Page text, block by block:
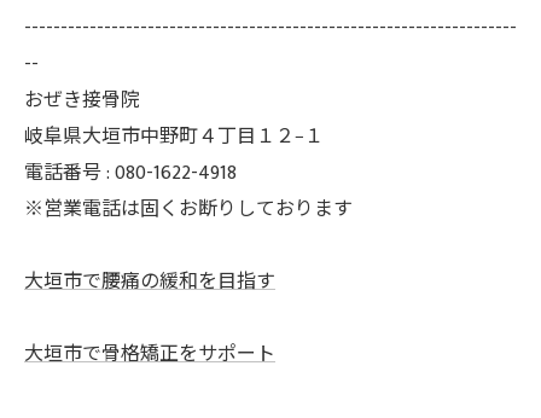
--------------------------------------------------------------------
--
おぜき接骨院
岐阜県大垣市中野町４丁目１２−１
電話番号 : 080-1622-4918
※営業電話は固くお断りしております
大垣市で腰痛の緩和を目指す
大垣市で骨格矯正をサポート